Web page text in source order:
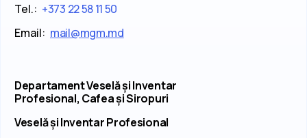
Tel.: +373 22 58 11 50
Email: mail@mgm.md
Departament Veselă și Inventar
Profesional, Cafea și Siropuri
Veselă și Inventar Profesional